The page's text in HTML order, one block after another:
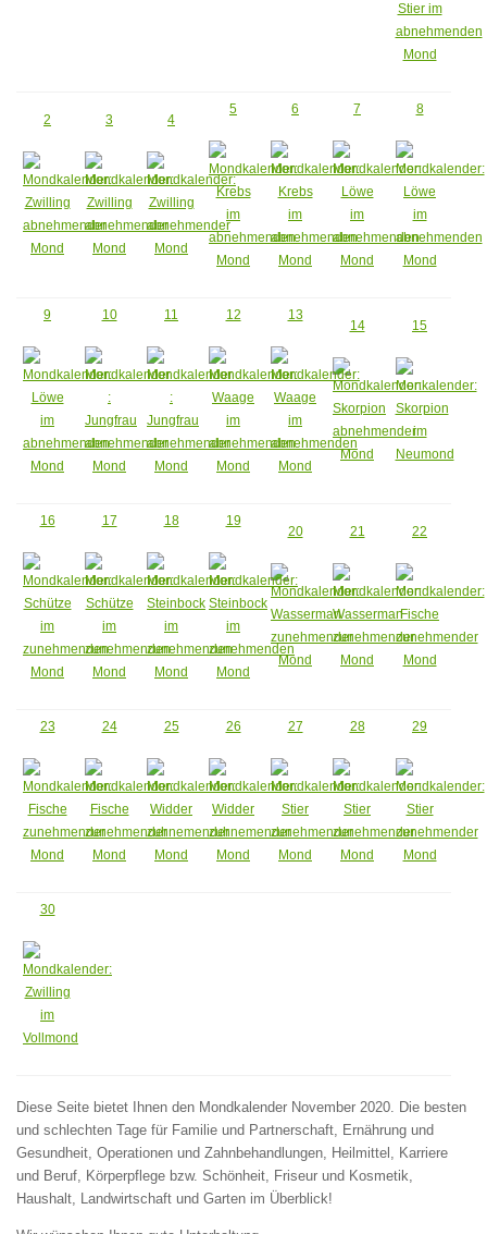
2 3 4
5 6 7 8
9 10 11 12
13
14
15
16 17 18
19
20
21 22
23 24 25 26 27 28 29
30
Diese Seite bietet Ihnen den Mondkalender November 2020. Die besten
und schlechten Tage für Familie und Partnerschaft, Ernährung und
Gesundheit, Operationen und Zahnbehandlungen, Heilmittel, Karriere
und Beruf, Körperpflege bzw. Schönheit, Friseur und Kosmetik,
Haushalt, Landwirtschaft und Garten im Überblick!